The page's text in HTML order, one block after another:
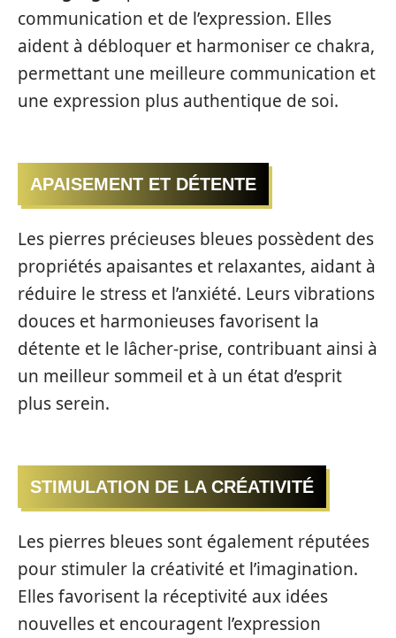
communication et de l’expression. Elles
aident à débloquer et harmoniser ce chakra,
permettant une meilleure communication et
une expression plus authentique de soi.
APAISEMENT ET DÉTENTE
Les pierres précieuses bleues possèdent des
propriétés apaisantes et relaxantes, aidant à
réduire le stress et l’anxiété. Leurs vibrations
douces et harmonieuses favorisent la
détente et le lâcher-prise, contribuant ainsi à
un meilleur sommeil et à un état d’esprit
plus serein.
STIMULATION DE LA CRÉATIVITÉ
Les pierres bleues sont également réputées
pour stimuler la créativité et l’imagination.
Elles favorisent la réceptivité aux idées
nouvelles et encouragent l’expression